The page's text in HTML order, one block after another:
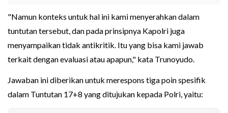
"Namun konteks untuk hal ini kami menyerahkan dalam
tuntutan tersebut, dan pada prinsipnya Kapolri juga
menyampaikan tidak antikritik. Itu yang bisa kami jawab
terkait dengan evaluasi atau apapun," kata Trunoyudo.
Jawaban ini diberikan untuk merespons tiga poin spesifik
dalam Tuntutan 17+8 yang ditujukan kepada Polri, yaitu: